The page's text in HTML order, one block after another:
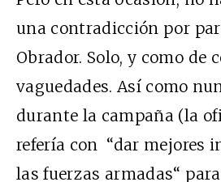
una contradicción por
Obrador. Solo, y como de
vaguedades. Así como
durante la campaña (la
refería con “dar mejores
las fuerzas armadas“